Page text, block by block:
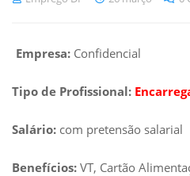
Empresa: Confidencial
Tipo de Profissional:
Salário: com pretensão salarial
Benefícios: VT, Cartão